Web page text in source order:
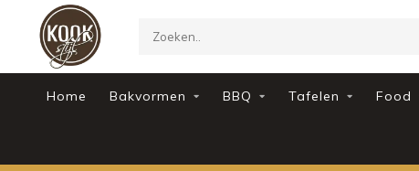
Home Bakvormen BBQ Tafelen Food